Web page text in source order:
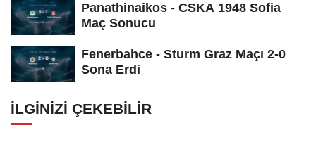
Panathinaikos - CSKA 1948 Sofia
Maç Sonucu
Fenerbahce - Sturm Graz Maçı 2-0
Sona Erdi
İLGINIZI ÇEKEBILIR